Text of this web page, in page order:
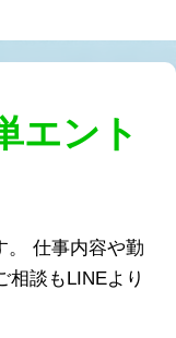
エント
仕事内容や勤
相談もLINEより